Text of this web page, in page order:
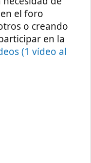
el foro
o creando
en la
(1 vídeo al